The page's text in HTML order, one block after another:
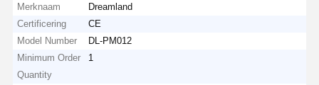
Merknaam
Dreamland
Certificering
CE
Model Number
DL-PM012
Minimum Order
Quantity
1